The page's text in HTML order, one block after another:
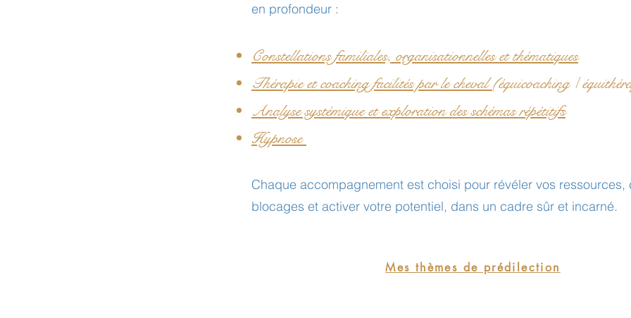
en profondeur :
Constellations familiales, organisationnelles et thématiques
Thérapie et coaching facilités par le cheval(équicoaching /
Analyse systémique et exploration des schémas répétitifs
Hypnose
Chaque accompagnement est choisi pour révéler vos ressources,
blocages et activer votre potentiel, dans un cadre sûr et incarné.
Mes thèmes de prédilection